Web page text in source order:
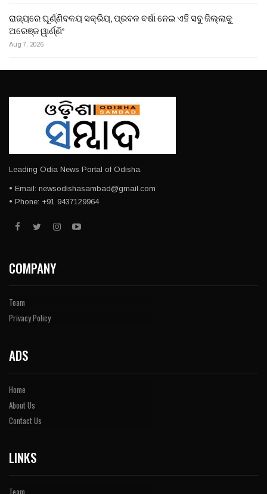
ରାଜ୍ୟରେ ଘୂର୍ଣ୍ଣିବଳୟ ସକ୍ରିୟ, ପ୍ରବଳ ବର୍ଷା ନେଇ ଏହି ସବୁ ଜିଲ୍ଲାକୁ
ଅରେଞ୍ଜ ୱାର୍ଣ୍ଣିଂ
Aug 7, 2026
Leading Odia News Portal of Odisha.
• Email: newsodishasambad@gmail.com
• Phone: +91 9437129964
COMPANY
Team
Privacy Policy
ADS
Home
About Us
Contact Us
LINKS
Team